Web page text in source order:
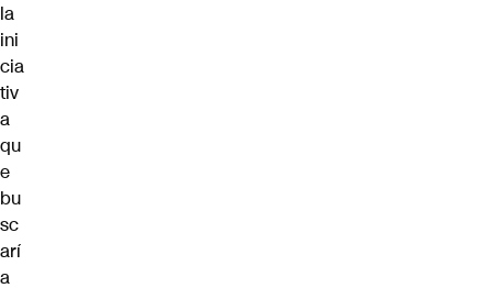
la
ini
cia
tiv
a
qu
e
bu
sc
arí
a